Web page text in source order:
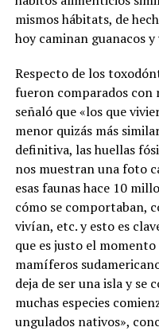
mismos hábitats, de
hoy caminan guanacos y
Respecto de los
fueron comparados
señaló que «los que
menor quizás más
definitiva, las huellas
nos muestran una foto
esas faunas hace 10
cómo se comportaban,
vivían, etc. y esto es
que es justo el
mamíferos
deja de ser una isla y se
muchas especies
ungulados nativos»,